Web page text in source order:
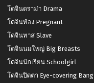
โดจินดราม่า Drama
โดจินท้อง Pregnant
โดจินทาส Slave
โดจินนมใหญ่ Big Breasts
โดจินนักเรียน Schoolgirl
โดจินปิดตา Eye-covering Bang